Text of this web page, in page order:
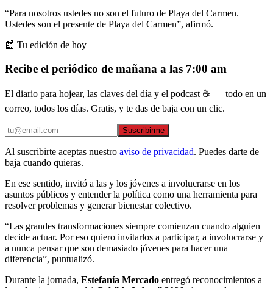
“Para nosotros ustedes no son el futuro de Playa del Carmen.
Ustedes son el presente de Playa del Carmen”, afirmó.
📰 Tu edición de hoy
Recibe el periódico de mañana a las 7:00 am
El diario para hojear, las claves del día y el podcast ☕ — todo en un
correo, todos los días. Gratis, y te das de baja con un clic.
Suscribirme
Al suscribirte aceptas nuestro aviso de privacidad. Puedes darte de
baja cuando quieras.
En ese sentido, invitó a las y los jóvenes a involucrarse en los
asuntos públicos y entender la política como una herramienta para
resolver problemas y generar bienestar colectivo.
“Las grandes transformaciones siempre comienzan cuando alguien
decide actuar. Por eso quiero invitarlos a participar, a involucrarse y
a nunca pensar que son demasiado jóvenes para hacer una
diferencia”, puntualizó.
Durante la jornada, Estefanía Mercado entregó reconocimientos a